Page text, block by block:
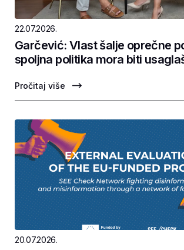
22.07.2026.
Garčević: Vlast šalje oprečne
spoljna politika mora biti
Pročitaj više
20.07.2026.